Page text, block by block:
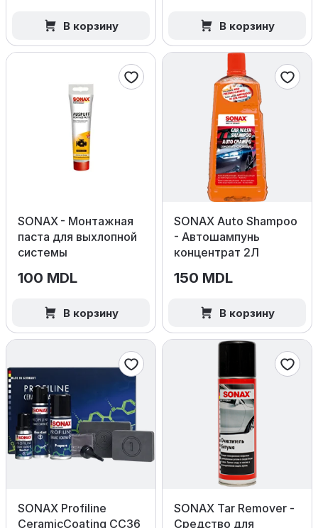
В корзину В корзину
SONAX - Монтажная
паста для выхлопной
системы
100 MDL
В корзину
SONAX Auto Shampoo
- Автошампунь
концентрат 2Л
150 MDL
В корзину
SONAX Profiline
CeramicCoating CC36
SONAX Tar Remover -
Средство для